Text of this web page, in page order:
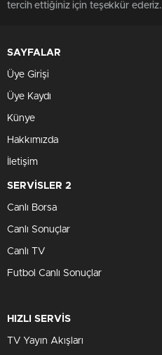
tercih ettiğiniz için teşekkür ederiz.
SAYFALAR
Üye Girişi
Üye Kaydı
Künye
Hakkımızda
İletişim
SERVİSLER 2
Canlı Borsa
Canlı Sonuçlar
Canlı TV
Futbol Canlı Sonuçlar
HIZLI SERVİS
TV Yayın Akışları